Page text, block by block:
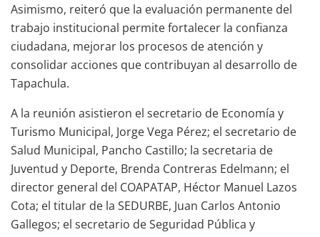
Asimismo, reiteró que la evaluación permanente del
trabajo institucional permite fortalecer la confianza
ciudadana, mejorar los procesos de atención y
consolidar acciones que contribuyan al desarrollo de
Tapachula.
A la reunión asistieron el secretario de Economía y
Turismo Municipal, Jorge Vega Pérez; el secretario de
Salud Municipal, Pancho Castillo; la secretaria de
Juventud y Deporte, Brenda Contreras Edelmann; el
director general del COAPATAP, Héctor Manuel Lazos
Cota; el titular de la SEDURBE, Juan Carlos Antonio
Gallegos; el secretario de Seguridad Pública y